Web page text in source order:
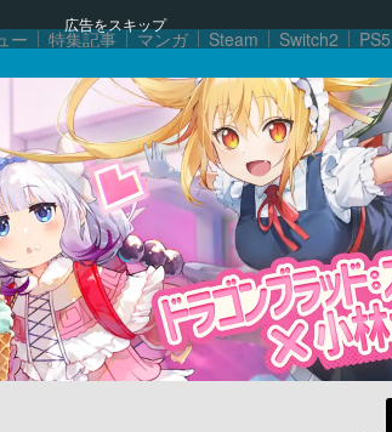
広告をスキップ
ー 特集記事 マンガ Steam Switch2 PS5